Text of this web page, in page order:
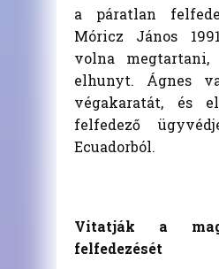
a páratlan
Móricz János
volna megtartani,
elhunyt. Ágnes
végakaratát, és
felfedező
Ecuadorból.
Vitatják a
felfedezését